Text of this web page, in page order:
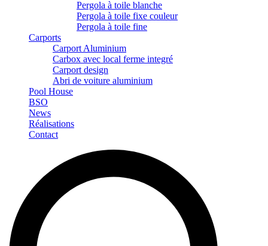
Pergola à toile blanche
Pergola à toile fixe couleur
Pergola à toile fine
Carports
Carport Aluminium
Carbox avec local ferme integré
Carport design
Abri de voiture aluminium
Pool House
BSO
News
Réalisations
Contact